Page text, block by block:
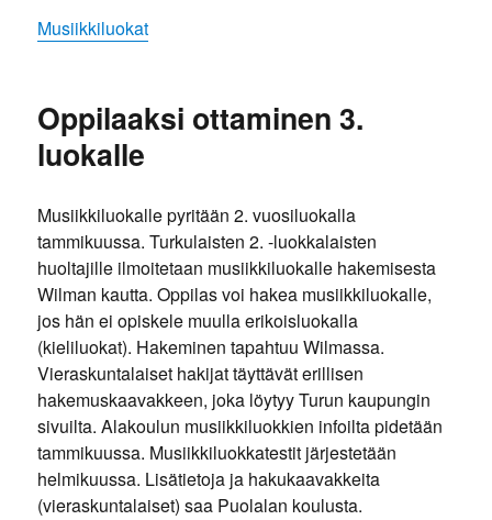
Musiikkiluokat
Oppilaaksi ottaminen 3.
luokalle
Musiikkiluokalle pyritään 2. vuosiluokalla
tammikuussa. Turkulaisten 2. -luokkalaisten
huoltajille ilmoitetaan musiikkiluokalle hakemisesta
Wilman kautta. Oppilas voi hakea musiikkiluokalle,
jos hän ei opiskele muulla erikoisluokalla
(kieliluokat). Hakeminen tapahtuu Wilmassa.
Vieraskuntalaiset hakijat täyttävät erillisen
hakemuskaavakkeen, joka löytyy Turun kaupungin
sivuilta. Alakoulun musiikkiluokkien infoilta pidetään
tammikuussa. Musiikkiluokkatestit järjestetään
helmikuussa. Lisätietoja ja hakukaavakkeita
(vieraskuntalaiset) saa Puolalan koulusta.